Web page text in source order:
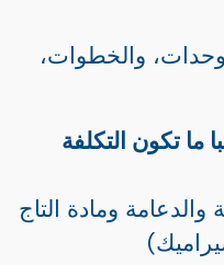
والخطوات،
ما تكون التكلفة
والدعامة ومادة التاج